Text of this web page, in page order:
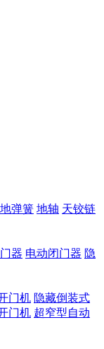
弹簧 地轴 天铰链
器 电动闭门器 隐
门机 隐藏倒装式
门机 超窄型自动